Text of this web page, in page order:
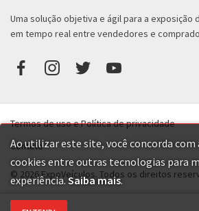
Ao utilizar este site, você concorda com
cookies entre outras tecnologias para
experiência.Saiba mais.
Uma solução objetiva e ágil para a exposição
em tempo real entre vendedores e
Termos de uso e Política de privacidade
Contato
© 2026 ExpoVeículos. Todos os direitos